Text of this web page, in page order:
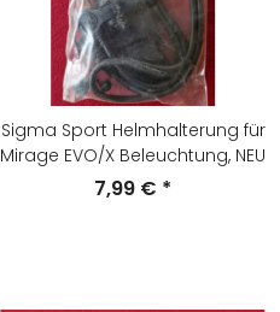
Sigma Sport Helmhalterung für
Mirage EVO/X Beleuchtung, NEU
7,99 € *